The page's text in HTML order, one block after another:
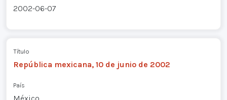
2002-06-07
Título
República mexicana, 10 de junio de 2002
País